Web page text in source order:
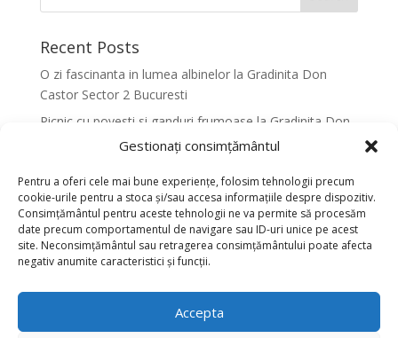
Gestionați consimțământul
Pentru a oferi cele mai bune experiențe, folosim tehnologii precum
cookie-urile pentru a stoca și/sau accesa informațiile despre dispozitiv.
Consimțământul pentru aceste tehnologii ne va permite să procesăm
date precum comportamentul de navigare sau ID-uri unice pe acest
site. Neconsimțământul sau retragerea consimțământului poate afecta
negativ anumite caracteristici și funcții.
Accepta
Recent Posts
O zi fascinanta in lumea albinelor la Gradinita Don
Castor Sector 2 Bucuresti
Picnic cu povesti si ganduri frumoase la Gradinita Don
Castor Sector 2 Bucuresti
Bucuresti
Activitati senzoriale creative pentru dezvoltarea
armonioasa a copiilor la Gradinita Don Castor Sector 2
Bucuresti